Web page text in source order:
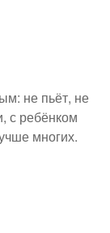
не пьёт, не
с ребёнком
многих.